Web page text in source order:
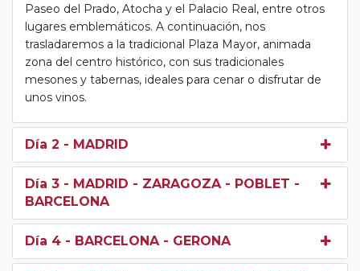
Paseo del Prado, Atocha y el Palacio Real, entre otros
lugares emblemáticos. A continuación, nos
trasladaremos a la tradicional Plaza Mayor, animada
zona del centro histórico, con sus tradicionales
mesones y tabernas, ideales para cenar o disfrutar de
unos vinos.
Día 2 - MADRID
Día 3 - MADRID - ZARAGOZA - POBLET -
BARCELONA
Día 4 - BARCELONA - GERONA